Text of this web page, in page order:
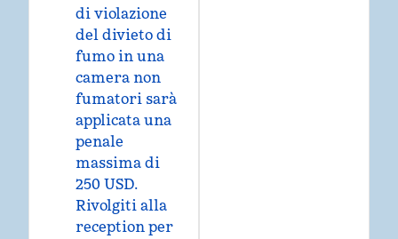
di violazione
del divieto di
fumo in una
camera non
fumatori sarà
applicata una
penale
massima di
250 USD.
Rivolgiti alla
reception per